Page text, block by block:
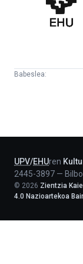
Katedra
Babeslea:
UPV/EHUren
2445-3897 —
© 2026 Zientzia
4.0 Nazioartekoa